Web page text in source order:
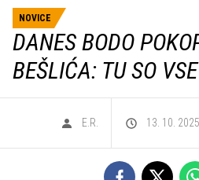
NOVICE
DANES BODO
BEŠLIĆA: TU SO
E.R. 13. 10.